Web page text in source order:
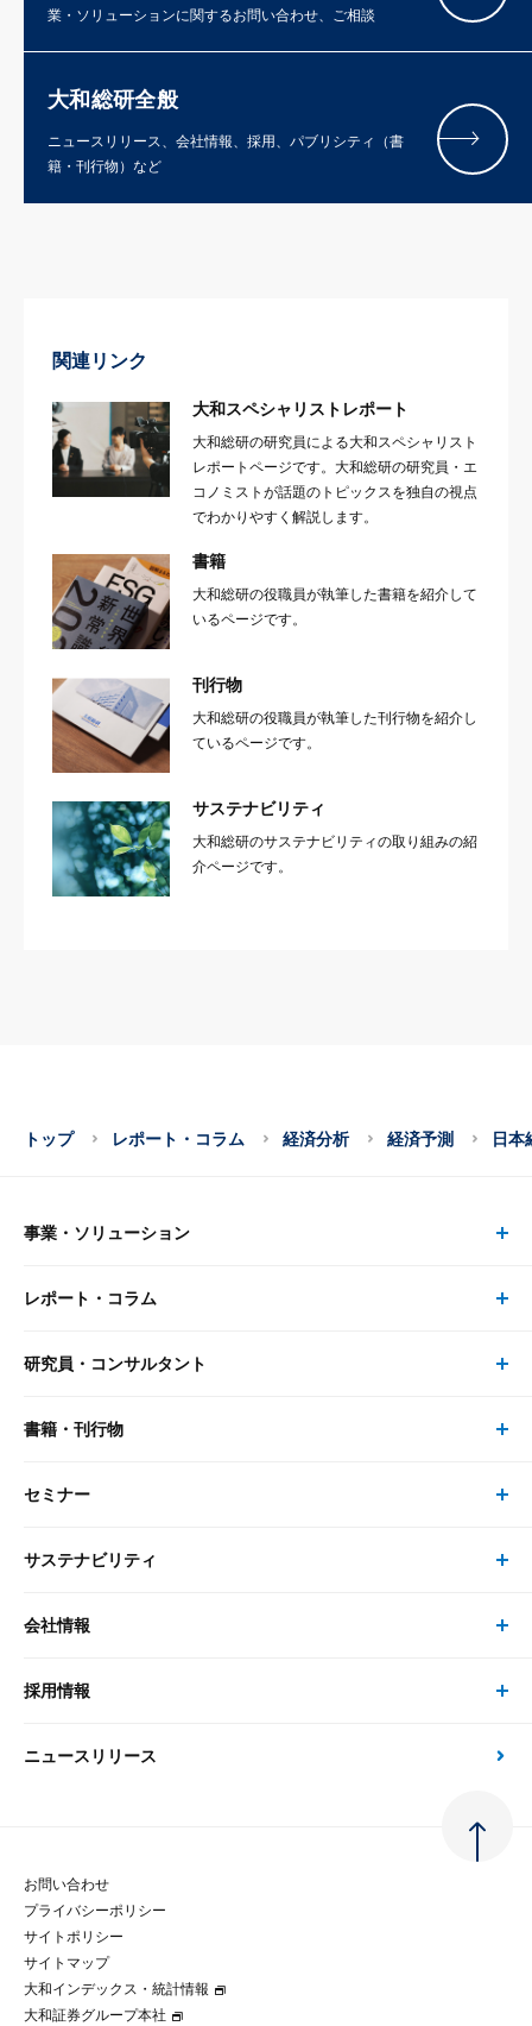
業・ソリューションに関するお問い合わせ、ご相談
大和総研全般
ニュースリリース、会社情報、採用、パブリシティ（書
籍・刊行物）など
関連リンク
大和スペシャリストレポート
大和総研の研究員による大和スペシャリスト
レポートページです。大和総研の研究員・エ
コノミストが話題のトピックスを独自の視点
でわかりやすく解説します。
書籍
大和総研の役職員が執筆した書籍を紹介して
いるページです。
刊行物
大和総研の役職員が執筆した刊行物を紹介し
ているページです。
サステナビリティ
大和総研のサステナビリティの取り組みの紹
介ページです。
トップ レポート・コラム 経済分析 経済予測 日本
事業・ソリューション
事業・ソリューション トップ
リサーチ
大和総研の強み
先端テクノロジーに基づく新たな価値の創出
レポート・コラム
レポート・コラム トップ
最新のレポート・コラム
政策分析
金融経済教育等
研究員・コンサルタント
研究員・コンサルタント トップ
研究員
書籍・刊行物
書籍・刊行物 トップ
書籍
セミナー
セミナー トップ
現在受付中のセミナー・イベント
サステナビリティ
サステナビリティの取り組み
次世代社会への貢献
マルチステークホルダー方針
パートナーシップ構築宣言
会社情報
会社情報 トップ
会社概要・役員一覧
大和総研の歩み
グループ会社
採用情報
採用情報 トップ
経験者採用
ニュースリリース
お問い合わせ
プライバシーポリシー
サイトポリシー
サイトマップ
大和インデックス・統計情報
大和証券グループ本社